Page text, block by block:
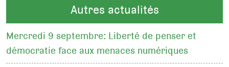
Autres actualités
Mercredi 9 septembre: Liberté de penser et
démocratie face aux menaces numériques